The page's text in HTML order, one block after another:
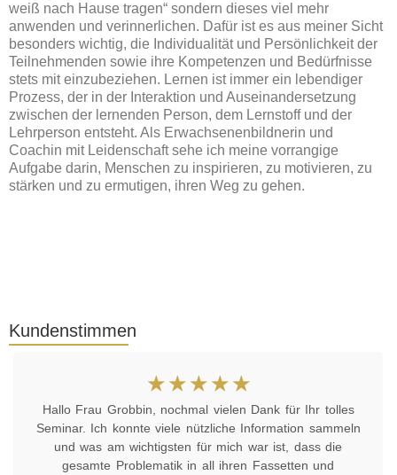
weiß nach Hause tragen“ sondern dieses viel mehr
anwenden und verinnerlichen. Dafür ist es aus meiner Sicht
besonders wichtig, die Individualität und Persönlichkeit der
Teilnehmenden sowie ihre Kompetenzen und Bedürfnisse
stets mit einzubeziehen. Lernen ist immer ein lebendiger
Prozess, der in der Interaktion und Auseinandersetzung
zwischen der lernenden Person, dem Lernstoff und der
Lehrperson entsteht. Als Erwachsenenbildnerin und
Coachin mit Leidenschaft sehe ich meine vorrangige
Aufgabe darin, Menschen zu inspirieren, zu motivieren, zu
stärken und zu ermutigen, ihren Weg zu gehen.
Kundenstimmen
☆ ☆ ☆ ☆ ☆
Hallo Frau Grobbin, nochmal vielen Dank für Ihr tolles
Seminar. Ich konnte viele nützliche Information sammeln
und was am wichtigsten für mich war ist, dass die
gesamte Problematik in all ihren Fassetten und